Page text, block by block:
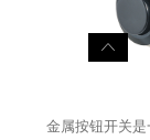
金属按钮开关